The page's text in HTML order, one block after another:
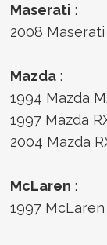
Maserati :
2008 Maserati
Mazda :
1994 Mazda
1997 Mazda
2004 Mazda
McLaren :
1997 McLaren